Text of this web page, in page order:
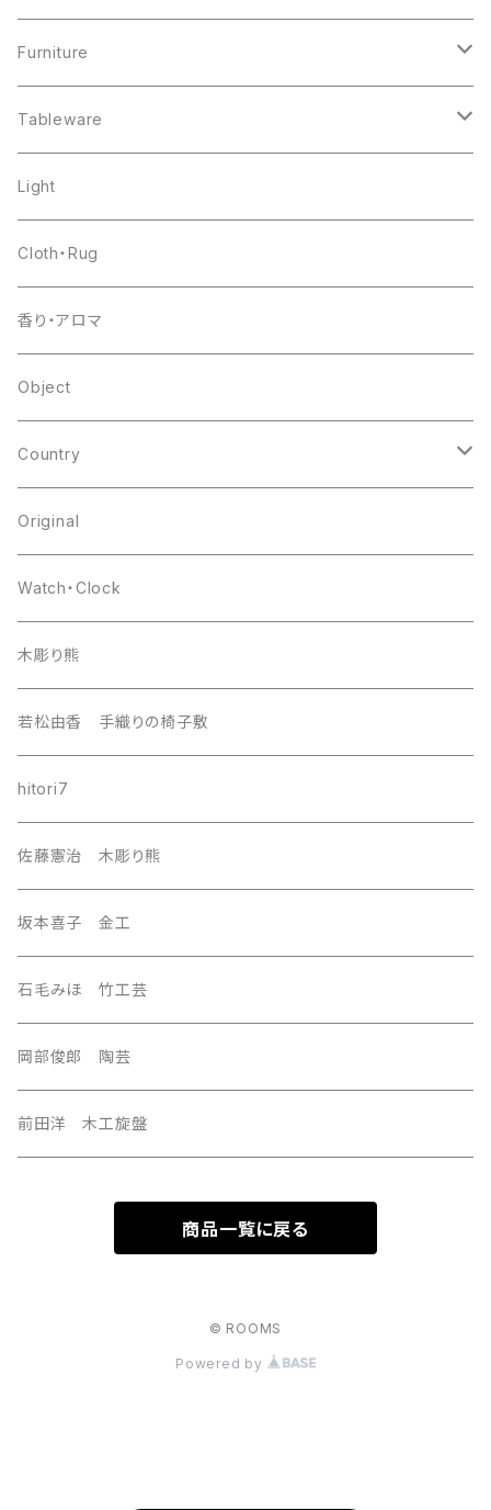
Furniture
chair
shelf
table
other
Tableware
pottery
glass
flower base
other
Light
Cloth・Rug
香り・アロマ
Object
Country
japan
europa
india
nordic
southeast Asia
east asia
Central Asia
U.S.A
Original
Watch・Clock
木彫り熊
若松由香 手織りの椅子敷
hitori7
佐藤憲治 木彫り熊
坂本喜子 金工
石毛みほ 竹工芸
岡部俊郎 陶芸
前田洋 木工旋盤
商品一覧に戻る
© ROOMS
Powered by